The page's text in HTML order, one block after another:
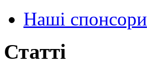
Наші спонсори
Статті